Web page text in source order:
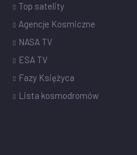
Top satelity
Agencje Kosmiczne
NASA TV
ESA TV
Fazy Księżyca
Lista kosmodromów